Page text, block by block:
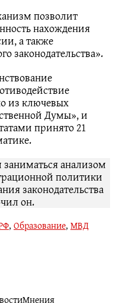
позволит
нахождения
а также
законодательства».
из ключевых
Думы», и
принято 21
анализом
политики
законодательства
он.
, Образование, МВД
Мнения